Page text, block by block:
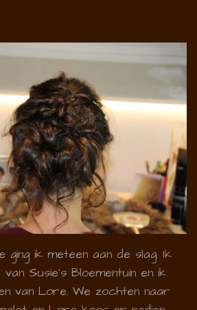
ik meteen aan de slag. Ik
van Susie's Bloementuin en ik
van Lore. We zochten naar